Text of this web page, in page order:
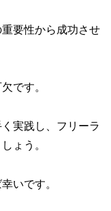
要性から成功させ
です。
実践し、フリーラ
ょう。
いです。